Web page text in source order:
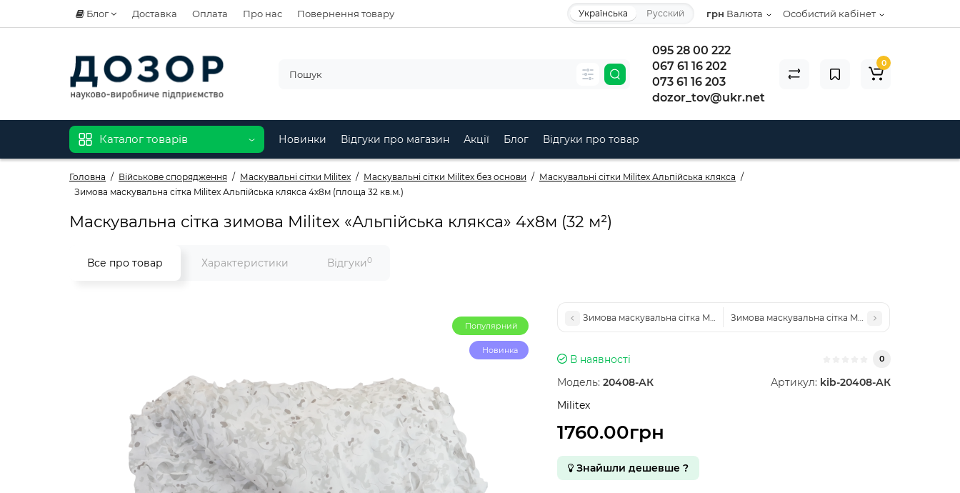
Блог Доставка Оплата Про нас Повернення товару Особистий кабінет
грн Валюта
Українська Русский
095 28 00 222
067 61 16 202
073 61 16 203
dozor_tov@ukr.net
0
Каталог товарів Новинки Відгуки про магазин Акції Блог Відгуки про товар
Головна Військове спорядження Маскувальні сітки Militex Маскувальні сітки Militex без основи
Маскувальні сітки Militex Альпійська клякса
Зимова маскувальна сітка Militex Альпійська клякса 4х8м (площа 32 кв.м.)
Маскувальна сітка зимова Militex «Альпійська клякса» 4х8м (32 м²)
Все про товар Характеристики Відгуки0
Популярний
Новинка
Зимова маскувальна сітка Militex Альпійська клякса 5х5м (площа 25 кв.м.)
Зимова маскувальна сітка Militex Альпійська
В наявності 0
Модель: 20408-АК Артикул: kib-20408-АК
Militex
1760.00грн
Знайшли дешевше ?